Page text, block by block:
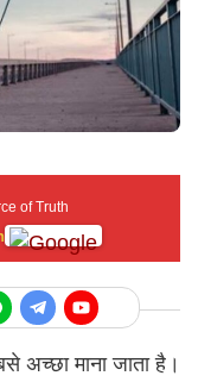
of Truth
अच्छा माना जाता है।